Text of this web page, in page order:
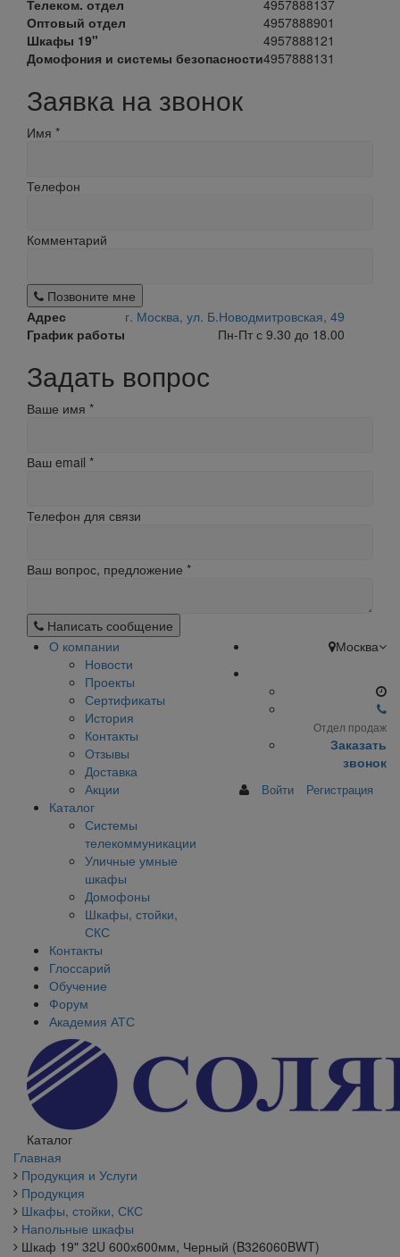
Телеком. отдел
4957888137
Оптовый отдел
4957888901
Шкафы 19"
4957888121
Домофония и системы безопасности4957888131
Заявка на звонок
Имя *
Телефон
Комментарий
Позвоните мне
Адрес
г. Москва, ул. Б.Новодмитровская, 49
График работы
Пн-Пт с 9.30 до 18.00
Задать вопрос
Ваше имя *
Ваш email *
Телефон для связи
Ваш вопрос, предложение *
Написать сообщение
О компании
Новости
Проекты
Сертификаты
История
Контакты
Отзывы
Доставка
Акции
Каталог
Системы
телекоммуникации
Уличные умные
шкафы
Домофоны
Шкафы, стойки,
СКС
Контакты
Глоссарий
Обучение
Форум
Академия АТС
Москва
Отдел продаж
Заказать
звонок
Войти Регистрация
Каталог
Главная
Продукция и Услуги
Продукция
Шкафы, стойки, СКС
Напольные шкафы
Шкаф 19" 32U 600х600мм, Черный (B326060BWT)